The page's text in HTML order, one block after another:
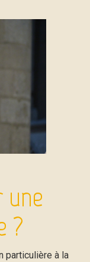
une
?
particulière à la